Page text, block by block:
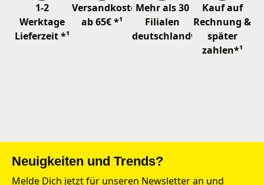
1-2
Werktage
Lieferzeit *¹
Versandkostenfrei
ab 65€ *¹
Mehr als 30
Filialen
deutschlandweit
Kauf auf
Rechnung &
später
zahlen*¹
Neuigkeiten und Trends?
Melde Dich jetzt für unseren Newsletter an und